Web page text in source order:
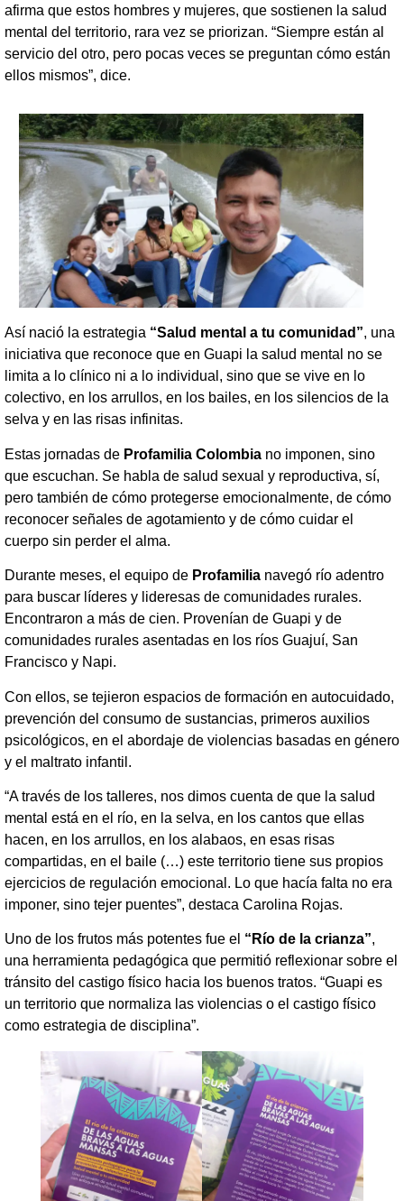
afirma que estos hombres y mujeres, que sostienen la salud
mental del territorio, rara vez se priorizan. “Siempre están al
servicio del otro, pero pocas veces se preguntan cómo están
ellos mismos”, dice.
Así nació la estrategia “Salud mental a tu comunidad”, una
iniciativa que reconoce que en Guapi la salud mental no se
limita a lo clínico ni a lo individual, sino que se vive en lo
colectivo, en los arrullos, en los bailes, en los silencios de la
selva y en las risas infinitas.
Estas jornadas de Profamilia Colombia no imponen, sino
que escuchan. Se habla de salud sexual y reproductiva, sí,
pero también de cómo protegerse emocionalmente, de cómo
reconocer señales de agotamiento y de cómo cuidar el
cuerpo sin perder el alma.
Durante meses, el equipo de Profamilia navegó río adentro
para buscar líderes y lideresas de comunidades rurales.
Encontraron a más de cien. Provenían de Guapi y de
comunidades rurales asentadas en los ríos Guajuí, San
Francisco y Napi.
Con ellos, se tejieron espacios de formación en autocuidado,
prevención del consumo de sustancias, primeros auxilios
psicológicos, en el abordaje de violencias basadas en género
y el maltrato infantil.
“A través de los talleres, nos dimos cuenta de que la salud
mental está en el río, en la selva, en los cantos que ellas
hacen, en los arrullos, en los alabaos, en esas risas
compartidas, en el baile (…) este territorio tiene sus propios
ejercicios de regulación emocional. Lo que hacía falta no era
imponer, sino tejer puentes”, destaca Carolina Rojas.
Uno de los frutos más potentes fue el “Río de la crianza”,
una herramienta pedagógica que permitió reflexionar sobre el
tránsito del castigo físico hacia los buenos tratos. “Guapi es
un territorio que normaliza las violencias o el castigo físico
como estrategia de disciplina”.